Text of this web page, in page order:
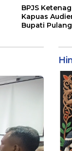
BPJS
Kapuas
Bupati